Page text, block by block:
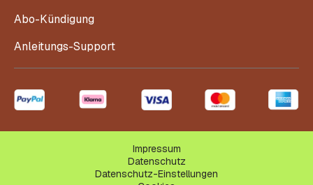
Abo-Kündigung
Anleitungs-Support
Impressum
Datenschutz
Datenschutz-Einstellungen